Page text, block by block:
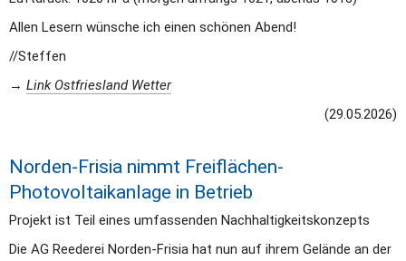
Allen Lesern wünsche ich einen schönen Abend!
//Steffen
→ Link Ostfriesland Wetter
(29.05.2026)
Norden-Frisia nimmt Freiflächen-
Photovoltaikanlage in Betrieb
Projekt ist Teil eines umfassenden Nachhaltigkeitskonzepts
Die AG Reederei Norden-Frisia hat nun auf ihrem Gelände an der